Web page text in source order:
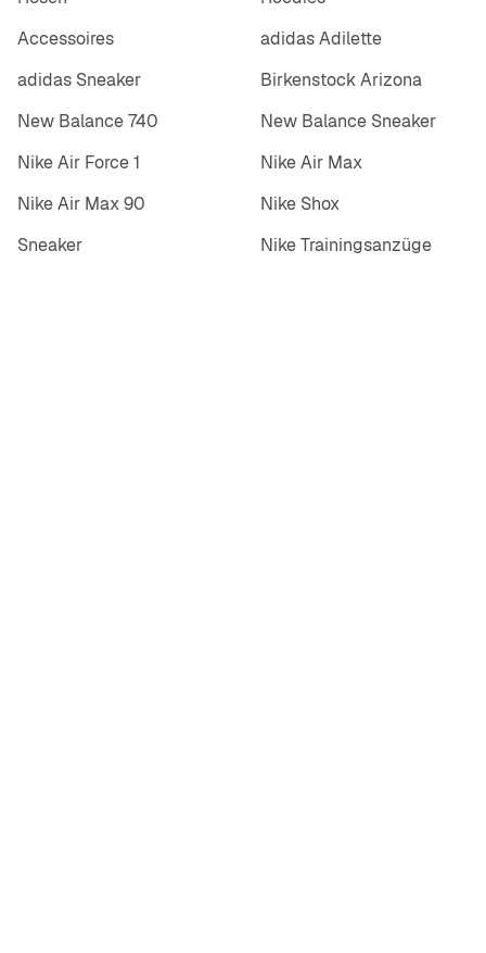
Accessoires
adidas Adilette
adidas Sneaker
Birkenstock Arizona
New Balance 740
New Balance Sneaker
Nike Air Force 1
Nike Air Max
Nike Air Max 90
Nike Shox
Sneaker
Nike Trainingsanzüge